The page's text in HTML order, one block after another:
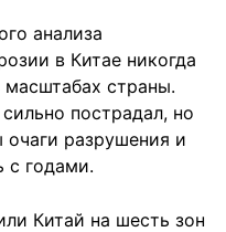
анализа
в Китае никогда
страны.
пострадал, но
очаги разрушения и
с годами.
Китай на шесть зон